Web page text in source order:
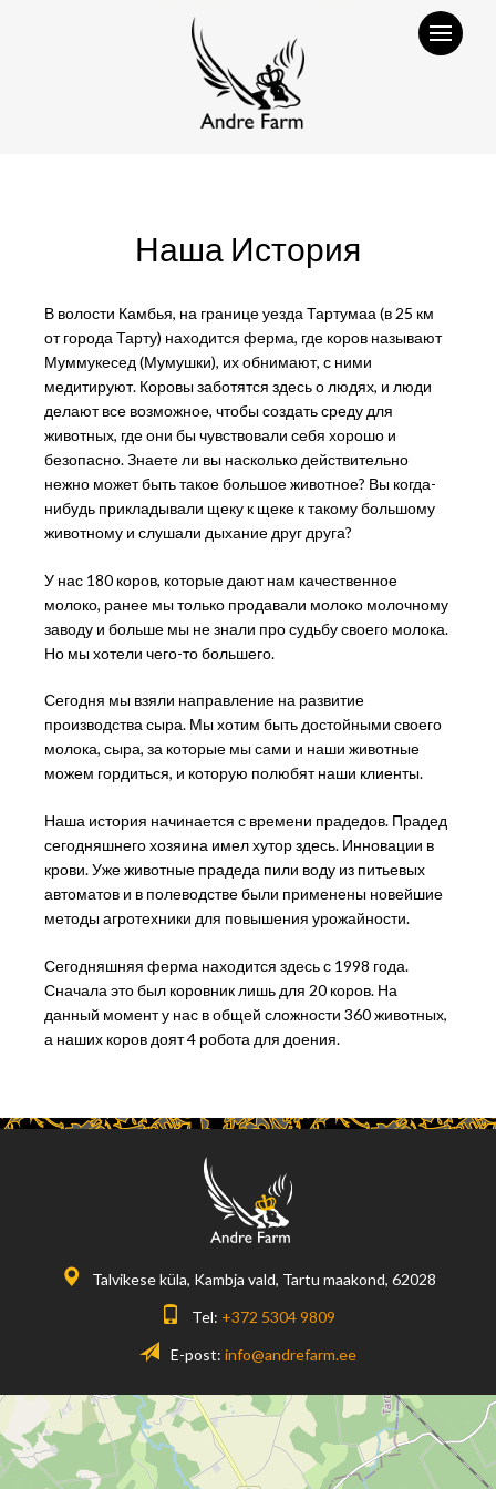
Menüü
Наша История
В волости Камбья, на границе уезда Тартумаа (в 25 км
от города Тарту) находится ферма, где коров называют
Муммукесед (Мумушки), их обнимают, с ними
медитируют. Коровы заботятся здесь о людях, и люди
делают все возможное, чтобы создать среду для
животных, где они бы чувствовали себя хорошо и
безопасно. Знаете ли вы насколько действительно
нежно может быть такое большое животное? Вы когда-
нибудь прикладывали щеку к щеке к такому большому
животному и слушали дыхание друг друга?
У нас 180 коров, которые дают нам качественное
молоко, ранее мы только продавали молоко молочному
заводу и больше мы не знали про судьбу своего молока.
Но мы хотели чего-то большего.
Сегодня мы взяли направление на развитие
производства сыра. Мы хотим быть достойными своего
молока, сыра, за которые мы сами и наши животные
можем гордиться, и которую полюбят наши клиенты.
Наша история начинается с времени прадедов. Прадед
сегодняшнего хозяина имел хутор здесь. Инновации в
крови. Уже животные прадеда пили воду из питьевых
автоматов и в полеводстве были применены новейшие
методы агротехники для повышения урожайности.
Сегодняшняя ферма находится здесь с 1998 года.
Сначала это был коровник лишь для 20 коров. На
данный момент у нас в общей сложности 360 животных,
а наших коров доят 4 робота для доения.
Talvikese küla, Kambja vald, Tartu maakond, 62028
Tel: +372 5304 9809
E-post: info@andrefarm.ee